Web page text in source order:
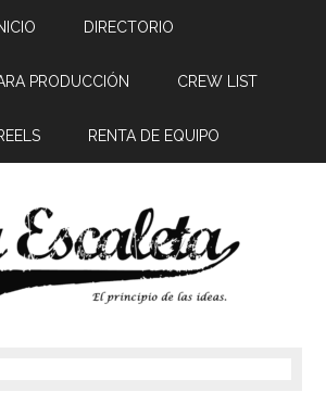
DIRECTORIO
PRODUCCIÓN CREW LIST
RENTA DE EQUIPO